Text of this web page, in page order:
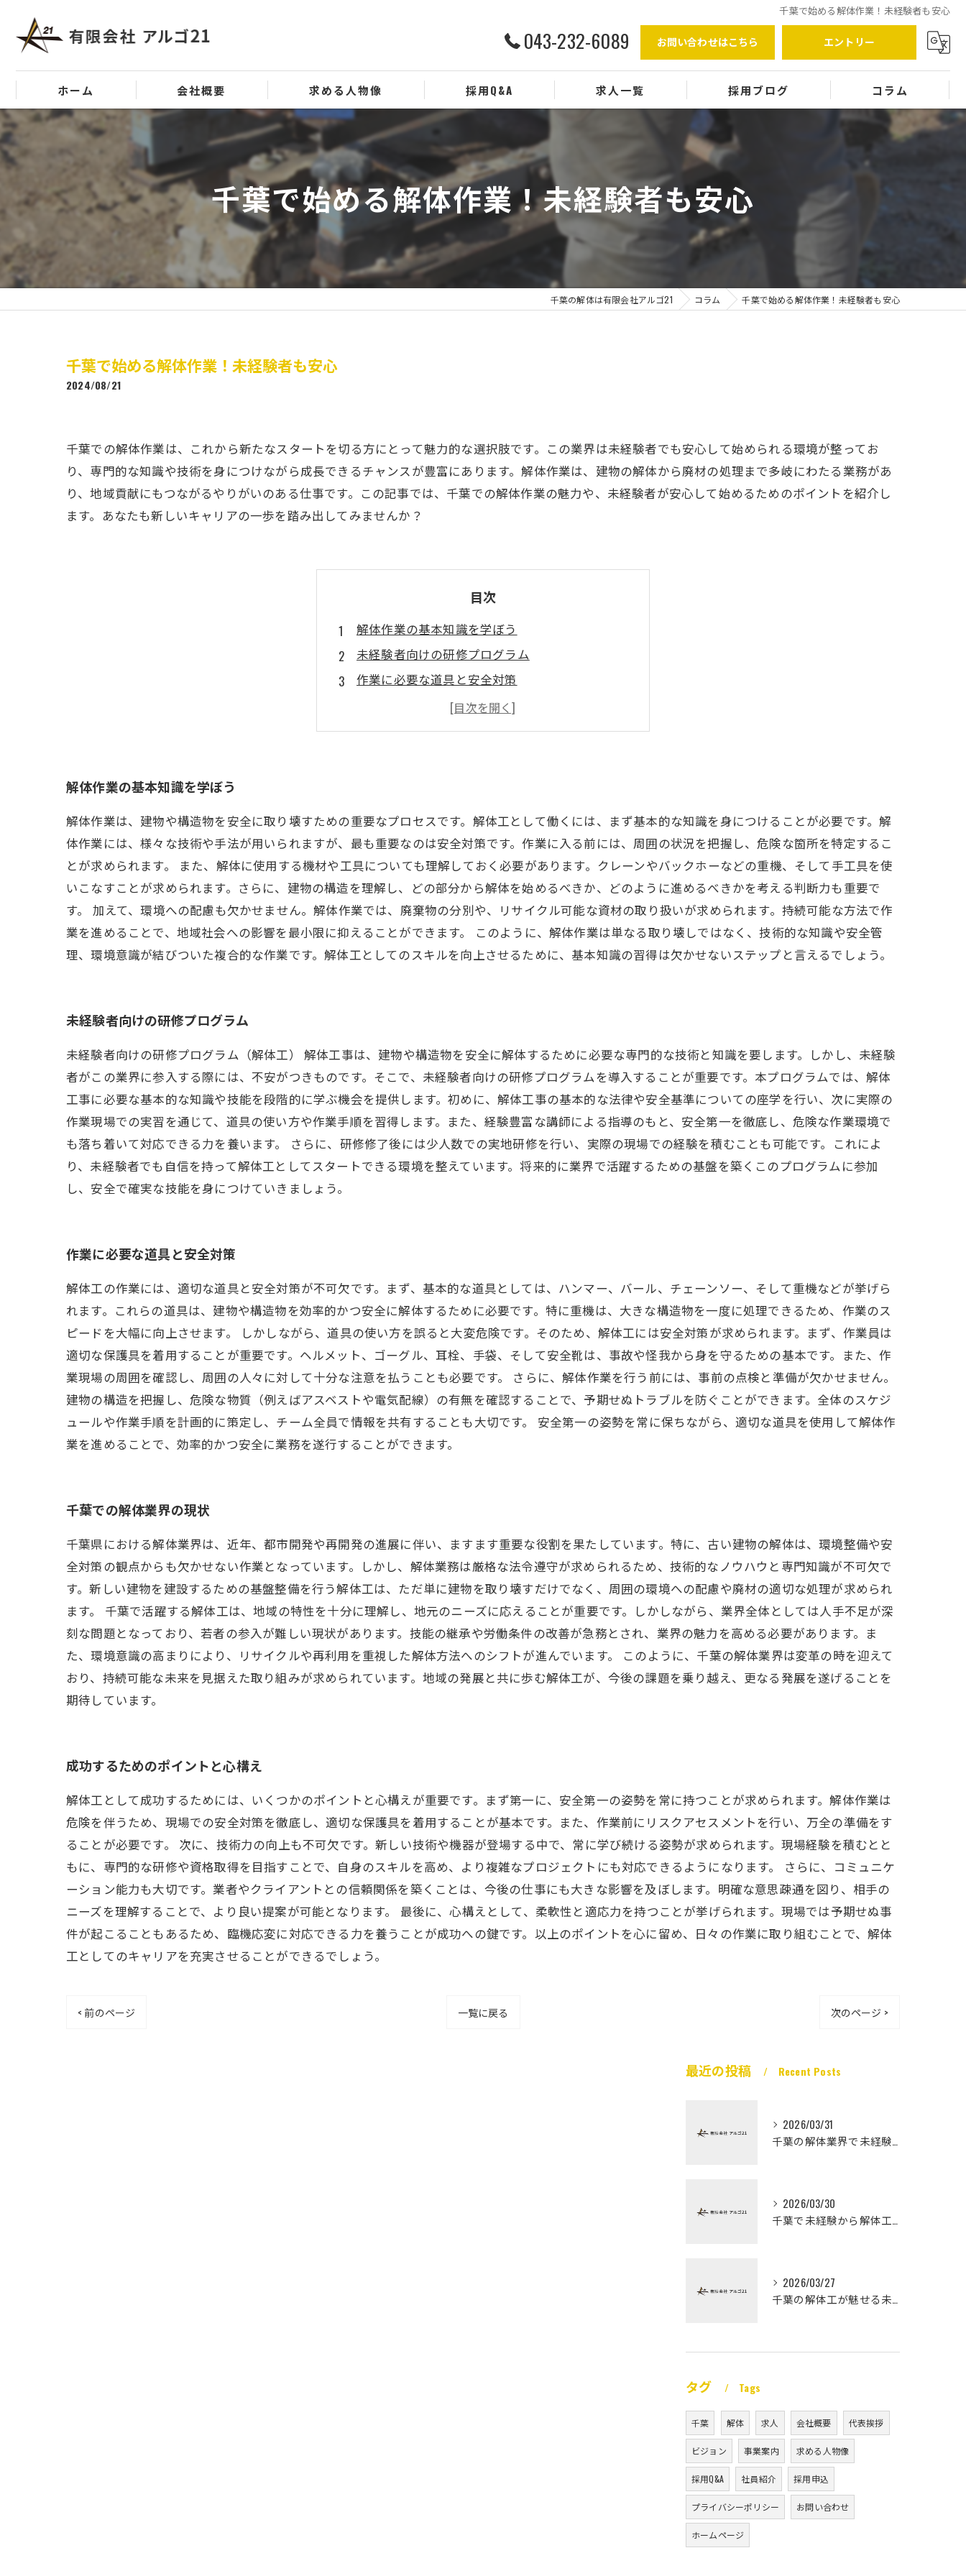
千葉で始める解体作業！未経験者も安心
043-232-6089 お問い合わせはこちら エントリー
ホーム 会社概要
ビジョン
事業案内
求める人物像 採用Q&A 求人一覧 採用ブログ コラム
千葉で始める解体作業！未経験者も安心
千葉の解体は有限会社アルゴ21 コラム 千葉で始める解体作業！未経験者も安心
千葉で始める解体作業！未経験者も安心
2024/08/21
千葉での解体作業は、これから新たなスタートを切る方にとって魅力的な選択肢です。この業界は未経験者でも安心して始められる環境が整ってお
り、専門的な知識や技術を身につけながら成長できるチャンスが豊富にあります。解体作業は、建物の解体から廃材の処理まで多岐にわたる業務があ
り、地域貢献にもつながるやりがいのある仕事です。この記事では、千葉での解体作業の魅力や、未経験者が安心して始めるためのポイントを紹介し
ます。あなたも新しいキャリアの一歩を踏み出してみませんか？
目次
解体作業の基本知識を学ぼう
未経験者向けの研修プログラム
作業に必要な道具と安全対策
千葉での解体業界の現状
成功するためのポイントと心構え
解体作業の基本知識を学ぼう
解体作業は、建物や構造物を安全に取り壊すための重要なプロセスです。解体工として働くには、まず基本的な知識を身につけることが必要です。解
体作業には、様々な技術や手法が用いられますが、最も重要なのは安全対策です。作業に入る前には、周囲の状況を把握し、危険な箇所を特定するこ
とが求められます。 また、解体に使用する機材や工具についても理解しておく必要があります。クレーンやバックホーなどの重機、そして手工具を使
いこなすことが求められます。さらに、建物の構造を理解し、どの部分から解体を始めるべきか、どのように進めるべきかを考える判断力も重要で
す。 加えて、環境への配慮も欠かせません。解体作業では、廃棄物の分別や、リサイクル可能な資材の取り扱いが求められます。持続可能な方法で作
業を進めることで、地域社会への影響を最小限に抑えることができます。 このように、解体作業は単なる取り壊しではなく、技術的な知識や安全管
理、環境意識が結びついた複合的な作業です。解体工としてのスキルを向上させるために、基本知識の習得は欠かせないステップと言えるでしょう。
未経験者向けの研修プログラム
未経験者向けの研修プログラム（解体工） 解体工事は、建物や構造物を安全に解体するために必要な専門的な技術と知識を要します。しかし、未経験
者がこの業界に参入する際には、不安がつきものです。そこで、未経験者向けの研修プログラムを導入することが重要です。本プログラムでは、解体
工事に必要な基本的な知識や技能を段階的に学ぶ機会を提供します。初めに、解体工事の基本的な法律や安全基準についての座学を行い、次に実際の
作業現場での実習を通じて、道具の使い方や作業手順を習得します。また、経験豊富な講師による指導のもと、安全第一を徹底し、危険な作業環境で
も落ち着いて対応できる力を養います。 さらに、研修修了後には少人数での実地研修を行い、実際の現場での経験を積むことも可能です。これによ
り、未経験者でも自信を持って解体工としてスタートできる環境を整えています。将来的に業界で活躍するための基盤を築くこのプログラムに参加
し、安全で確実な技能を身につけていきましょう。
作業に必要な道具と安全対策
解体工の作業には、適切な道具と安全対策が不可欠です。まず、基本的な道具としては、ハンマー、バール、チェーンソー、そして重機などが挙げら
れます。これらの道具は、建物や構造物を効率的かつ安全に解体するために必要です。特に重機は、大きな構造物を一度に処理できるため、作業のス
ピードを大幅に向上させます。 しかしながら、道具の使い方を誤ると大変危険です。そのため、解体工には安全対策が求められます。まず、作業員は
適切な保護具を着用することが重要です。ヘルメット、ゴーグル、耳栓、手袋、そして安全靴は、事故や怪我から身を守るための基本です。また、作
業現場の周囲を確認し、周囲の人々に対して十分な注意を払うことも必要です。 さらに、解体作業を行う前には、事前の点検と準備が欠かせません。
建物の構造を把握し、危険な物質（例えばアスベストや電気配線）の有無を確認することで、予期せぬトラブルを防ぐことができます。全体のスケジ
ュールや作業手順を計画的に策定し、チーム全員で情報を共有することも大切です。 安全第一の姿勢を常に保ちながら、適切な道具を使用して解体作
業を進めることで、効率的かつ安全に業務を遂行することができます。
千葉での解体業界の現状
千葉県における解体業界は、近年、都市開発や再開発の進展に伴い、ますます重要な役割を果たしています。特に、古い建物の解体は、環境整備や安
全対策の観点からも欠かせない作業となっています。しかし、解体業務は厳格な法令遵守が求められるため、技術的なノウハウと専門知識が不可欠で
す。新しい建物を建設するための基盤整備を行う解体工は、ただ単に建物を取り壊すだけでなく、周囲の環境への配慮や廃材の適切な処理が求められ
ます。 千葉で活躍する解体工は、地域の特性を十分に理解し、地元のニーズに応えることが重要です。しかしながら、業界全体としては人手不足が深
刻な問題となっており、若者の参入が難しい現状があります。技能の継承や労働条件の改善が急務とされ、業界の魅力を高める必要があります。ま
た、環境意識の高まりにより、リサイクルや再利用を重視した解体方法へのシフトが進んでいます。 このように、千葉の解体業界は変革の時を迎えて
おり、持続可能な未来を見据えた取り組みが求められています。地域の発展と共に歩む解体工が、今後の課題を乗り越え、更なる発展を遂げることを
期待しています。
成功するためのポイントと心構え
解体工として成功するためには、いくつかのポイントと心構えが重要です。まず第一に、安全第一の姿勢を常に持つことが求められます。解体作業は
危険を伴うため、現場での安全対策を徹底し、適切な保護具を着用することが基本です。また、作業前にリスクアセスメントを行い、万全の準備をす
ることが必要です。 次に、技術力の向上も不可欠です。新しい技術や機器が登場する中で、常に学び続ける姿勢が求められます。現場経験を積むとと
もに、専門的な研修や資格取得を目指すことで、自身のスキルを高め、より複雑なプロジェクトにも対応できるようになります。 さらに、コミュニケ
ーション能力も大切です。業者やクライアントとの信頼関係を築くことは、今後の仕事にも大きな影響を及ぼします。明確な意思疎通を図り、相手の
ニーズを理解することで、より良い提案が可能となります。 最後に、心構えとして、柔軟性と適応力を持つことが挙げられます。現場では予期せぬ事
件が起こることもあるため、臨機応変に対応できる力を養うことが成功への鍵です。以上のポイントを心に留め、日々の作業に取り組むことで、解体
工としてのキャリアを充実させることができるでしょう。
< 前のページ 一覧に戻る 次のページ >
最近の投稿 Recent Posts
2026/03/31
千葉の解体業界で未経験から高収入を実現
2026/03/30
千葉で未経験から解体工になる道
2026/03/27
千葉の解体工が魅せる未経験高収入
タグ Tags
千葉 解体 求人 会社概要 代表挨拶
ビジョン 事業案内 求める人物像
採用Q&A 社員紹介 採用申込
プライバシーポリシー お問い合わせ
ホームページ